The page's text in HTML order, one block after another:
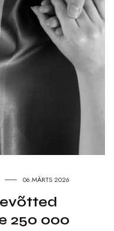
06.MÄRTS 2026
250 000